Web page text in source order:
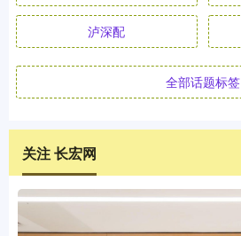
泸深配
全部话题标签
关注 长宏网